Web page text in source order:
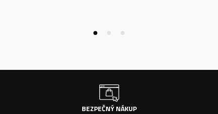
BEZPEČNÝ NÁKUP